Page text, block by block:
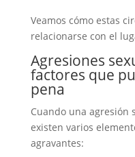
Veamos cómo estas
relacionarse con el
Agresiones
factores que
pena
Cuando una agresión
existen varios
agravantes: